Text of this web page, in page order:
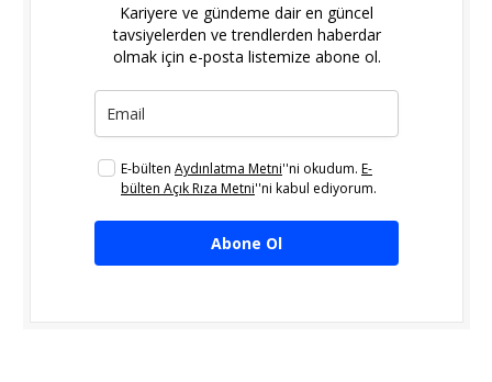
Kariyere ve gündeme dair en güncel
tavsiyelerden ve trendlerden haberdar
olmak için e-posta listemize abone ol.
E-bülten Aydınlatma Metni''ni okudum. E-
bülten Açık Rıza Metni''ni kabul ediyorum.
Abone Ol